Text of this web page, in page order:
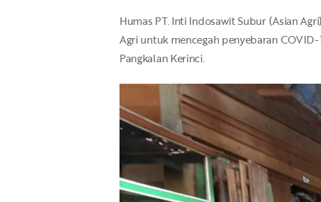
Humas PT. Inti Indosawit Subur (Asian
Agri untuk mencegah penyebaran
Pangkalan Kerinci.